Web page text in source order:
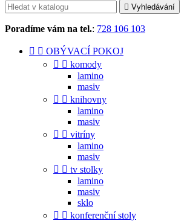
 Vyhledávání
Poradíme vám na tel.: 728 106 103
  OBÝVACÍ POKOJ
  komody
lamino
masiv
  knihovny
lamino
masiv
  vitríny
lamino
masiv
  tv stolky
lamino
masiv
sklo
  konferenční stoly